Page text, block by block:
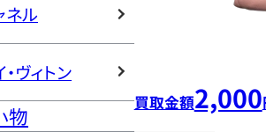
ネル
ヴィトン
物
買取金額2,000